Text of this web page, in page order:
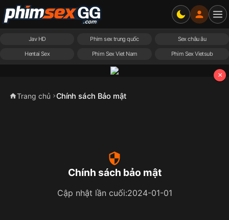
Jav HD Phim sex trung quốc Sex châu âu
Hentai Sex Phim Sex Viet Nam Phim Sex Vietsub
×
Trang chủ Chính sách Bảo mật
Chính sách bảo mật
Cập nhật lần cuối:2024-01-01